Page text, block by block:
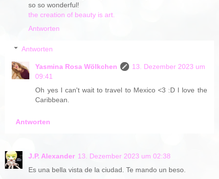
so so wonderful!
the creation of beauty is art.
Antworten
Antworten
Yasmina Rosa Wölkchen
13. Dezember 2023 um
09:41
Oh yes I can't wait to travel to Mexico <3 :D I love the
Caribbean.
Antworten
J.P. Alexander 13. Dezember 2023 um 02:38
Es una bella vista de la ciudad. Te mando un beso.